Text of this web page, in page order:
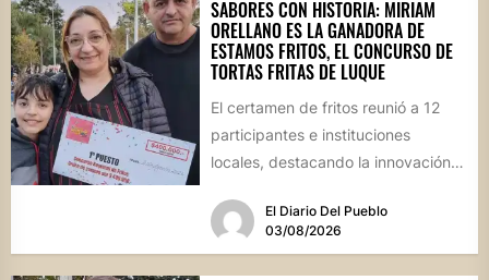
SABORES CON HISTORIA: MIRIAM
ORELLANO ES LA GANADORA DE
ESTAMOS FRITOS, EL CONCURSO DE
TORTAS FRITAS DE LUQUE
El certamen de fritos reunió a 12
participantes e instituciones
locales, destacando la innovación
El Diario Del Pueblo
03/08/2026